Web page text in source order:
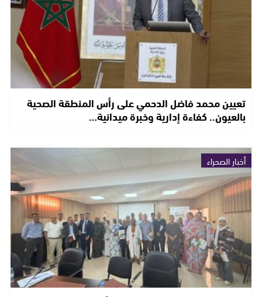
تعيين محمد فاضل الدحمي على رأس المنطقة الصحية
بالعيون.. كفاءة إدارية وخبرة ميدانية…
أخبار الصحراء